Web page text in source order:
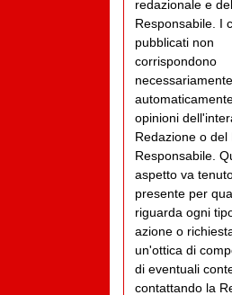
redazionale e
Responsabile. I
pubblicati non
corrispondono
opinioni
Redazione o del
Responsabile.
aspetto va
presente per
riguarda ogni
azione o
un'ottica di
di eventuali
contattando la